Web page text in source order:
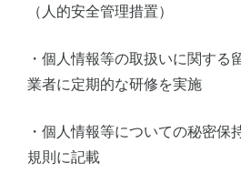
（人的安全管理措置）
・個人情報等の取扱いに関する
業者に定期的な研修を実施
・個人情報等についての秘密保
規則に記載